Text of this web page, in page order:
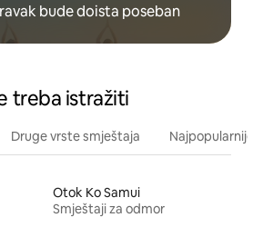
bude doista poseban
treba istražiti
Druge vrste smještaja
Otok Ko Samui
Smještaji za odmor